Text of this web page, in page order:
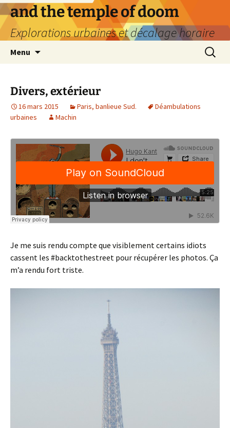
Aller
au
contenu
and the temple of doom
Explorations urbaines et décalage horaire
Menu
Divers, extérieur
16 mars 2015 Paris, banlieue Sud.
Déambulations
urbaines
Machin
Je me suis rendu compte que visiblement certains idiots
cassent les #backtothestreet pour récupérer les photos. Ça
m’a rendu fort triste.